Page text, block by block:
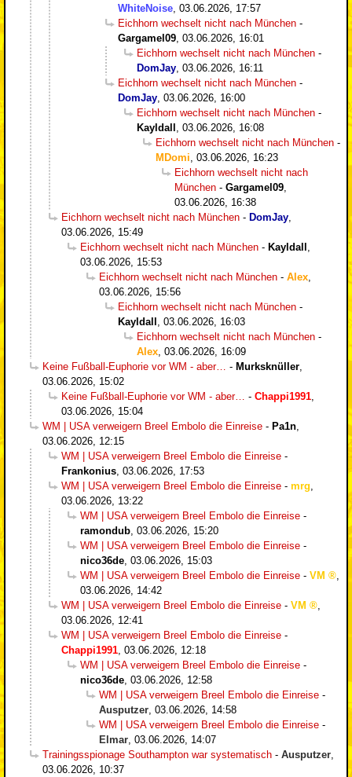
WhiteNoise 03.06.2026, 17:57
Eichhorn wechselt nicht nach München -
Gargamel09 03.06.2026, 16:01
Eichhorn wechselt nicht nach München -
DomJay 03.06.2026, 16:11
Eichhorn wechselt nicht nach München -
DomJay 03.06.2026, 16:00
Eichhorn wechselt nicht nach München -
Kayldall
03.06.2026, 16:08
Eichhorn wechselt nicht nach München -
MDomi 03.06.2026, 16:23
Eichhorn wechselt nicht nach
München - Gargamel09
03.06.2026, 16:38
Eichhorn wechselt nicht nach München - DomJay
03.06.2026, 15:49
Eichhorn wechselt nicht nach München - Kayldall
03.06.2026, 15:53
Eichhorn wechselt nicht nach München - Alex
03.06.2026, 15:56
Eichhorn wechselt nicht nach München -
Kayldall
03.06.2026, 16:03
Eichhorn wechselt nicht nach München -
Alex 03.06.2026, 16:09
Keine Fußball-Euphorie vor WM - aber…
- Murksknüller
03.06.2026, 15:02
Keine Fußball-Euphorie vor WM - aber…
- Chappi1991
03.06.2026, 15:04
WM | USA verweigern Breel Embolo die Einreise - Pa1n
03.06.2026, 12:15
WM | USA verweigern Breel Embolo die Einreise -
Frankonius 03.06.2026, 17:53
WM | USA verweigern Breel Embolo die Einreise - mrg
03.06.2026, 13:22
WM | USA verweigern Breel Embolo die Einreise -
ramondub 03.06.2026, 15:20
WM | USA verweigern Breel Embolo die Einreise -
nico36de 03.06.2026, 15:03
WM | USA verweigern Breel Embolo die Einreise - VM
03.06.2026, 14:42
WM | USA verweigern Breel Embolo die Einreise - VM
03.06.2026, 12:41
WM | USA verweigern Breel Embolo die Einreise -
Chappi1991 03.06.2026, 12:18
WM | USA verweigern Breel Embolo die Einreise -
nico36de 03.06.2026, 12:58
WM | USA verweigern Breel Embolo die Einreise -
Ausputzer 03.06.2026, 14:58
WM | USA verweigern Breel Embolo die Einreise -
Elmar 03.06.2026, 14:07
Trainingsspionage Southampton war systematisch - Ausputzer
03.06.2026, 10:37